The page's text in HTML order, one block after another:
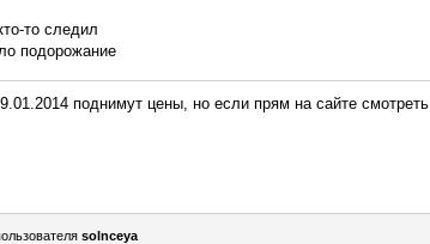
то следил
подорожание
поднимут цены, но если прям на сайте смотреть
solnceya